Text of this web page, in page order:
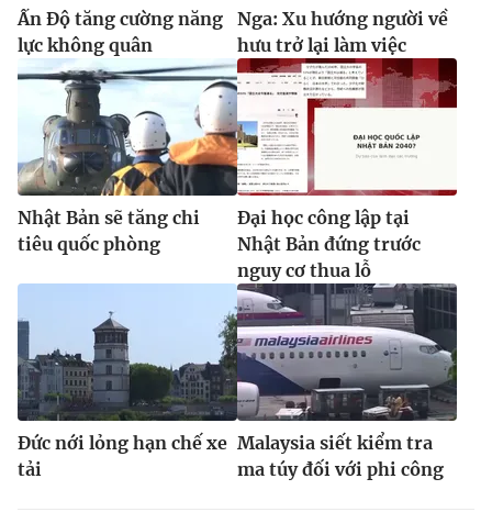
Ấn Độ tăng cường năng
lực không quân
Nga: Xu hướng người về
hưu trở lại làm việc
Nhật Bản sẽ tăng chi
tiêu quốc phòng
Đại học công lập tại
Nhật Bản đứng trước
nguy cơ thua lỗ
Đức nới lỏng hạn chế xe
tải
Malaysia siết kiểm tra
ma túy đối với phi công